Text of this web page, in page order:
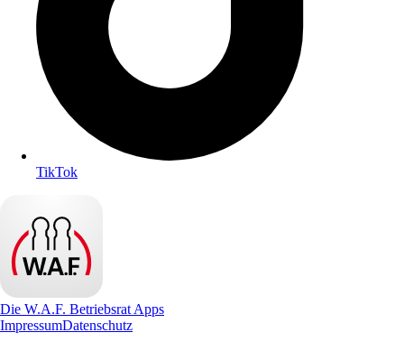
TikTok
Die W.A.F. Betriebsrat Apps
ImpressumDatenschutz